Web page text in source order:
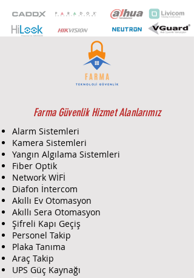
Farma Güvenlik Hizmet Alanlarımız
Alarm Sistemleri
Kamera Sistemleri
Yangın Algılama Sistemleri
Fiber Optik
Network WİFİ
Diafon İntercom
Akıllı Ev Otomasyon
Akıllı Sera Otomasyon
Şifreli Kapı Geçiş
Personel Takip
Plaka Tanıma
Araç Takip
UPS Güç Kaynağı